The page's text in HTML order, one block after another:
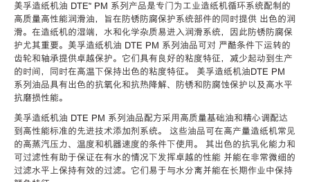
美孚造纸机油 DTE™ PM 系列产品是专门为工业造纸机循环系统配制的
高质量高性能润滑油，旨在防锈防腐保护系统部件的同时提供 出色的润
滑。在造纸机的湿端，水和化学杂质易进入润滑系统，因此防锈防腐保
护尤其重要。美孚造纸机油 DTE PM 系列油品可对 严酷条件下运转的
齿轮和轴承提供卓越保护。它们具有良好的粘度特征，减少起动到生产
的时间，同时在高温下保持出色的粘度特征。 美孚造纸机油DTE PM
系列油品具有出色的抗氧化和抗热降解、防锈和防腐蚀保护以及高水平
抗磨损性能。
美孚造纸机油 DTE PM 系列油品配方采用高质量基础油和精心调配达
到高性能标准的先进技术添加剂系统。 这些油品可在高产量造纸机常见
的高蒸汽压力、温度和机器速度的条件下使用。 其出色的抗乳化能力和
可过滤性有助于保证在有水的情况下发挥卓越的性能 并能在非常微细的
过滤水平上保持有效的过滤。它们易于与水分离并能在长期作业中保持